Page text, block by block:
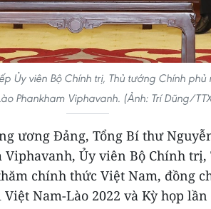
Ủy viên Bộ Chính trị, Thủ tướng Chính
Phankham Viphavanh. (Ảnh: Trí Dũng/
ương Đảng, Tổng Bí thư
Ủy viên Bộ Chính
chính thức Việt Nam, đồng
Nam-Lào 2022 và Kỳ họp